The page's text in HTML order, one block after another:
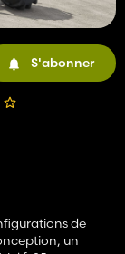
S'abonner
de
un